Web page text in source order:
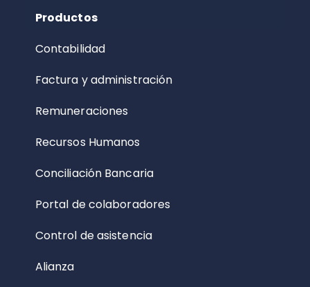
Productos
Contabilidad
Factura y administración
Remuneraciones
Recursos Humanos
Conciliación Bancaria
Portal de colaboradores
Control de asistencia
Alianza